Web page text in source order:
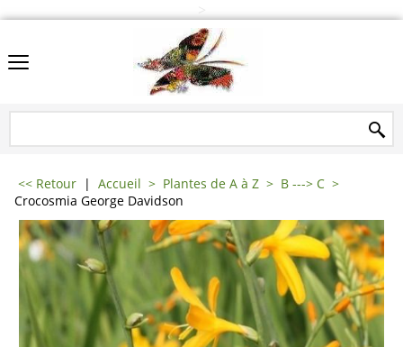
<< Retour | Accueil > Plantes de A à Z > B ---> C >
Crocosmia George Davidson